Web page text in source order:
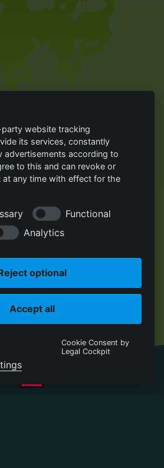
website tracking
its services, constantly
advertisements according to
to this and can revoke or
at any time with effect for the
Functional
Analytics
optional
Accept all
Cookie Consent by
Legal Cockpit